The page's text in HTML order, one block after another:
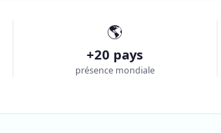
🌎
+20 pays
présence mondiale